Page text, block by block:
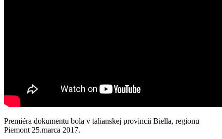
Premiéra dokumentu bola v talianskej provincii Biella, regionu
Piemont 25.marca 2017.